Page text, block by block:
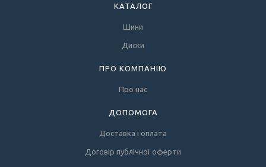
КАТАЛОГ
Шини
Диски
ПРО КОМПАНІЮ
Про нас
ДОПОМОГА
Доставка і оплата
Договір публічної оферти